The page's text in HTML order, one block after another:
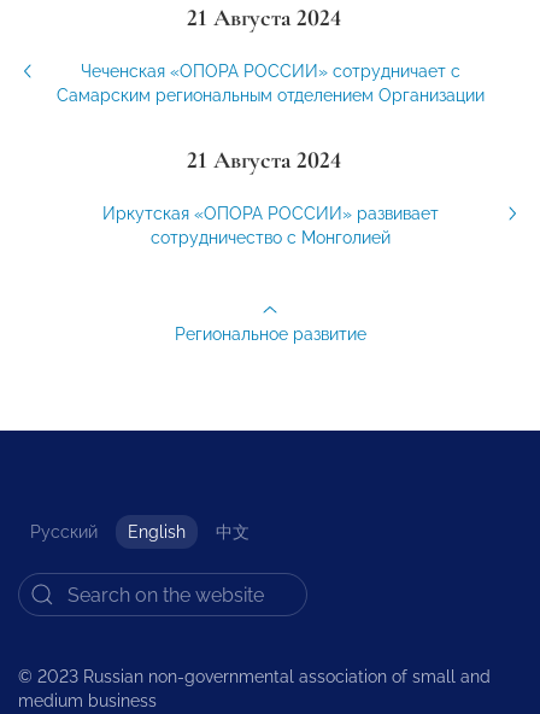
21 Августа 2024
Чеченская «ОПОРА РОССИИ» сотрудничает с
Самарским региональным отделением Организации
21 Августа 2024
Иркутская «ОПОРА РОССИИ» развивает
сотрудничество с Монголией
Региональное развитие
Русский English 中文
© 2023 Russian non-governmental association of small and
medium business